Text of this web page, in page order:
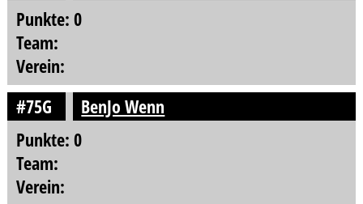
Punkte: 0
Team:
Verein:
#75G
BenJo Wenn
Punkte: 0
Team:
Verein: